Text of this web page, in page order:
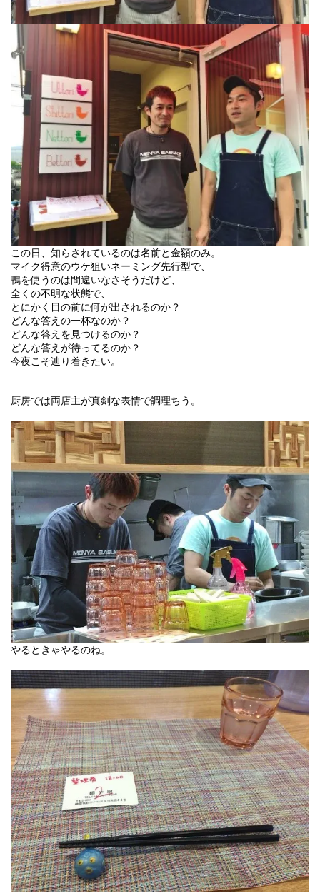
この日、知らされているのは名前と金額のみ。
マイク得意のウケ狙いネーミング先行型で、
鴨を使うのは間違いなさそうだけど、
全くの不明な状態で、
とにかく目の前に何が出されるのか？
どんな答えの一杯なのか？
どんな答えを見つけるのか？
どんな答えが待ってるのか？
今夜こそ辿り着きたい。
厨房では両店主が真剣な表情で調理ちう。
やるときゃやるのね。